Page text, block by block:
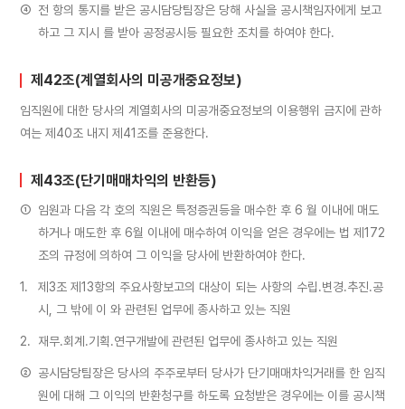
④ 전 항의 통지를 받은 공시담당팀장은 당해 사실을 공시책임자에게 보고
하고 그 지시 를 받아 공정공시등 필요한 조치를 하여야 한다.
제42조(계열회사의 미공개중요정보)
임직원에 대한 당사의 계열회사의 미공개중요정보의 이용행위 금지에 관하
여는 제40조 내지 제41조를 준용한다.
제43조(단기매매차익의 반환등)
① 임원과 다음 각 호의 직원은 특정증권등을 매수한 후 6 월 이내에 매도
하거나 매도한 후 6월 이내에 매수하여 이익을 얻은 경우에는 법 제172
조의 규정에 의하여 그 이익을 당사에 반환하여야 한다.
1.
제3조 제13항의 주요사항보고의 대상이 되는 사항의 수립․변경․추진․공
시, 그 밖에 이 와 관련된 업무에 종사하고 있는 직원
2. 재무․회계․기획․연구개발에 관련된 업무에 종사하고 있는 직원
② 공시담당팀장은 당사의 주주로부터 당사가 단기매매차익거래를 한 임직
원에 대해 그 이익의 반환청구를 하도록 요청받은 경우에는 이를 공시책